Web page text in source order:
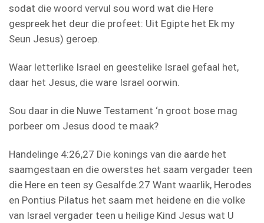
sodat die woord vervul sou word wat die Here
gespreek het deur die profeet: Uit Egipte het Ek my
Seun Jesus) geroep.
Waar letterlike Israel en geestelike Israel gefaal het,
daar het Jesus, die ware Israel oorwin.
Sou daar in die Nuwe Testament ‘n groot bose mag
porbeer om Jesus dood te maak?
Handelinge 4:26,27 Die konings van die aarde het
saamgestaan en die owerstes het saam vergader teen
die Here en teen sy Gesalfde.27 Want waarlik, Herodes
en Pontius Pilatus het saam met heidene en die volke
van Israel vergader teen u heilige Kind Jesus wat U